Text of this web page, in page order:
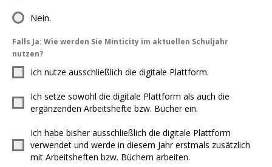
Nein.
Falls Ja: Wie werden Sie Minticity im aktuellen Schuljahr
nutzen?
Ich nutze ausschließlich die digitale Plattform.
Ich setze sowohl die digitale Plattform als auch die
ergänzenden Arbeitshefte bzw. Bücher ein.
Ich habe bisher ausschließlich die digitale Plattform
verwendet und werde in diesem Jahr erstmals zusätzlich
mit Arbeitsheften bzw. Büchern arbeiten.